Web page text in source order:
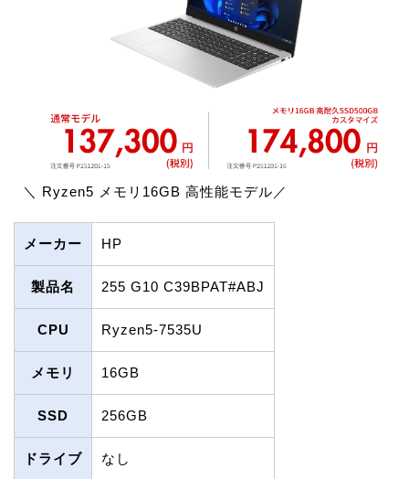
＼ Ryzen5 メモリ16GB 高性能モデル／
メーカー HP
製品名 255 G10 C39BPAT#ABJ
CPU Ryzen5-7535U
メモリ 16GB
SSD 256GB
ドライブ なし